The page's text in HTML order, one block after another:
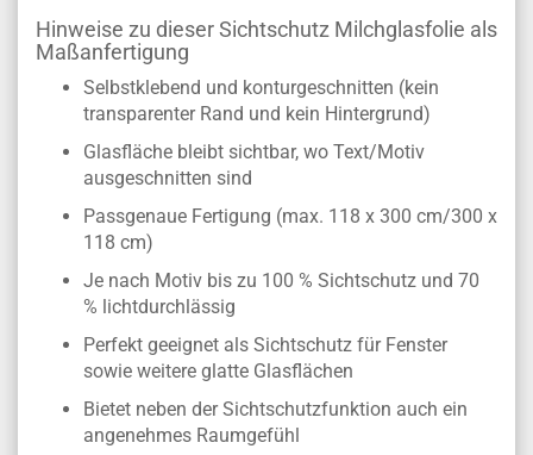
Hinweise zu dieser Sichtschutz Milchglasfolie als
Maßanfertigung
Selbstklebend und konturgeschnitten (kein
transparenter Rand und kein Hintergrund)
Glasfläche bleibt sichtbar, wo Text/Motiv
ausgeschnitten sind
Passgenaue Fertigung (max. 118 x 300 cm/300 x
118 cm)
Je nach Motiv bis zu 100 % Sichtschutz und 70
% lichtdurchlässig
Perfekt geeignet als Sichtschutz für Fenster
sowie weitere glatte Glasflächen
Bietet neben der Sichtschutzfunktion auch ein
angenehmes Raumgefühl